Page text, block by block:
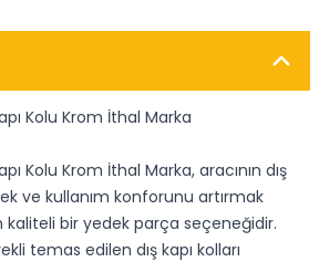
Kolu Krom İthal Marka
Kolu Krom İthal Marka, aracının dış
ve kullanım konforunu artırmak
kaliteli bir yedek parça seçeneğidir.
temas edilen dış kapı kolları